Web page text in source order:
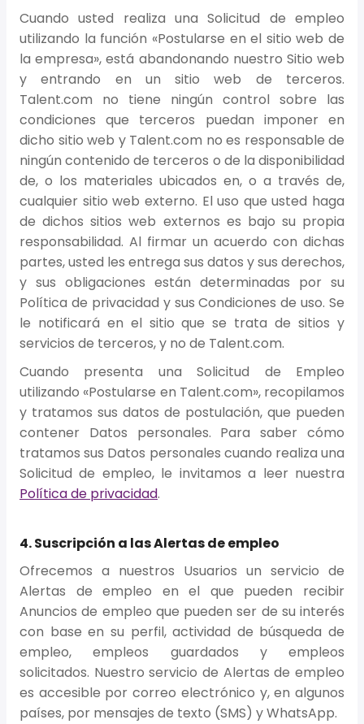
Cuando usted realiza una Solicitud de empleo
utilizando la función «Postularse en el sitio web de
la empresa», está abandonando nuestro Sitio web
y entrando en un sitio web de terceros.
Talent.com no tiene ningún control sobre las
condiciones que terceros puedan imponer en
dicho sitio web y Talent.com no es responsable de
ningún contenido de terceros o de la disponibilidad
de, o los materiales ubicados en, o a través de,
cualquier sitio web externo. El uso que usted haga
de dichos sitios web externos es bajo su propia
responsabilidad. Al firmar un acuerdo con dichas
partes, usted les entrega sus datos y sus derechos,
y sus obligaciones están determinadas por su
Política de privacidad y sus Condiciones de uso. Se
le notificará en el sitio que se trata de sitios y
servicios de terceros, y no de Talent.com.
Cuando presenta una Solicitud de Empleo
utilizando «Postularse en Talent.com», recopilamos
y tratamos sus datos de postulación, que pueden
contener Datos personales. Para saber cómo
tratamos sus Datos personales cuando realiza una
Solicitud de empleo, le invitamos a leer nuestra
Política de privacidad.
4. Suscripción a las Alertas de empleo
Ofrecemos a nuestros Usuarios un servicio de
Alertas de empleo en el que pueden recibir
Anuncios de empleo que pueden ser de su interés
con base en su perfil, actividad de búsqueda de
empleo, empleos guardados y empleos
solicitados. Nuestro servicio de Alertas de empleo
es accesible por correo electrónico y, en algunos
países, por mensajes de texto (SMS) y WhatsApp.